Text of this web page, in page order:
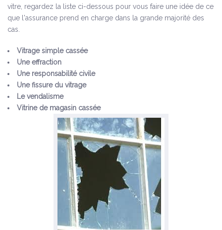
vitre, regardez la liste ci-dessous pour vous faire une idée de ce
que l'assurance prend en charge dans la grande majorité des
cas.
Vitrage simple cassée
Une effraction
Une responsabilité civile
Une fissure du vitrage
Le vendalisme
Vitrine de magasin cassée